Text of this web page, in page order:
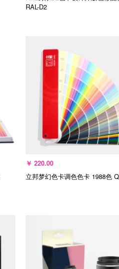
RAL-D2
加入购物车
￥ 220.00
立邦梦幻色卡调色色卡 1988色
加入购物车